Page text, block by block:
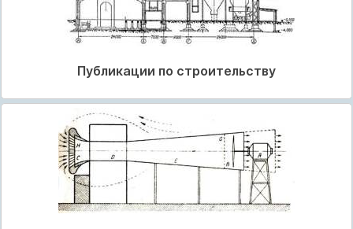
Публикации по строительству